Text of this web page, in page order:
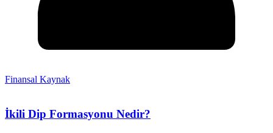
Finansal Kaynak
İkili Dip Formasyonu Nedir?